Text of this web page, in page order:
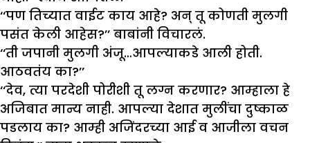
‘‘पण तिच्यात वाईट काय आहे? अन् तू कोणती मुलगी
पसंत केली आहेस?’’ बाबांनी विचारलं.
‘‘ती जपानी मुलगी अंजू…आपल्याकडे आली होती.
आठवतंय का?’’
‘‘देव, त्या परदेशी पोरीशी तू लग्न करणार? आम्हाला हे
अजिबात मान्य नाही. आपल्या देशात मुलींचा दुष्काळ
पडलाय का? आम्ही अजिंदरच्या आई व आजीला वचन